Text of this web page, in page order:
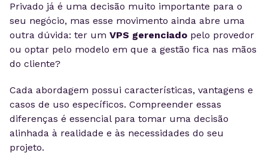
Privado já é uma decisão muito importante para o
seu negócio, mas esse movimento ainda abre uma
outra dúvida: ter um VPS gerenciado pelo provedor
ou optar pelo modelo em que a gestão fica nas mãos
do cliente?
Cada abordagem possui características, vantagens e
casos de uso específicos. Compreender essas
diferenças é essencial para tomar uma decisão
alinhada à realidade e às necessidades do seu
projeto.